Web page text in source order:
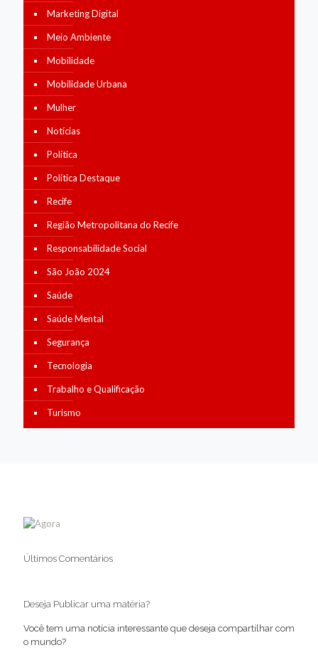
Marketing Digital
Meio Ambiente
Mobilidade
Mobilidade Urbana
Mulher
Notícias
Política
Política Destaque
Recife
Região Metropolitana do Recife
Responsabilidade Social
São João 2024
Saúde
Saúde Mental
Segurança
Tecnologia
Trabalho e Qualificação
Turismo
Últimos Comentários
Deseja Publicar uma matéria?
Você tem uma notícia interessante que deseja compartilhar com
o mundo?